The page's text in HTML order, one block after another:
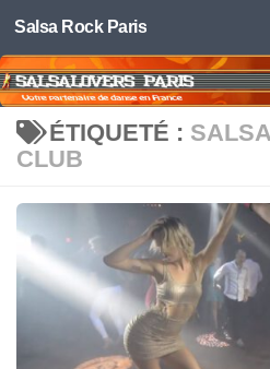
Skip to content
Salsa Rock Paris
ÉTIQUETÉ :
CLUB